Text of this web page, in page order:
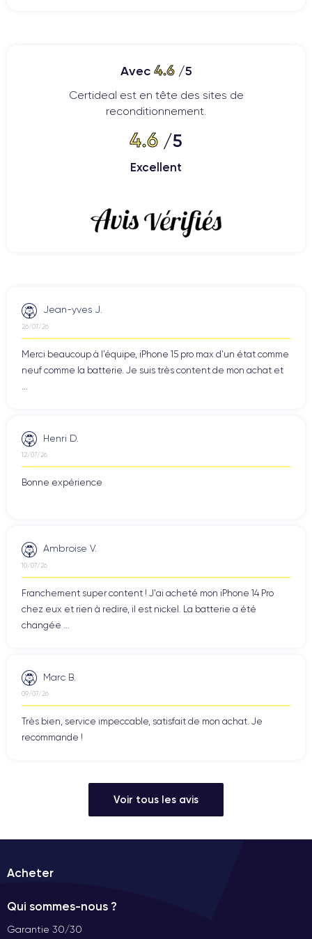
Avec 4.6/5
Certideal est en tête des sites de
reconditionnement.
4.6 /5
Excellent
Jean-yves J.
26/07/26
Merci beaucoup à l’équipe, iPhone 15 pro max d’un état comme
neuf comme la batterie. Je suis très content de mon achat et
Henri D.
12/07/26
Bonne expérience
Ambroise V.
10/07/26
Franchement super content ! J'ai acheté mon iPhone 14 Pro
chez eux et rien à redire, il est nickel. La batterie a été
changée ...
Marc B.
09/07/26
Très bien, service impeccable, satisfait de mon achat. Je
recommande !
Voir tous les avis
Acheter
Qui sommes-nous ?
Garantie 30/30